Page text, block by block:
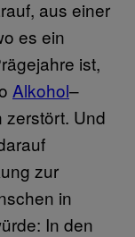
aus einer
es ein
ist,
Alkohol–
zerstört. Und
zur
in
In den